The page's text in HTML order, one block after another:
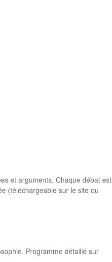
et arguments. Chaque débat est
(téléchargeable sur le site ou
Programme détaillé sur